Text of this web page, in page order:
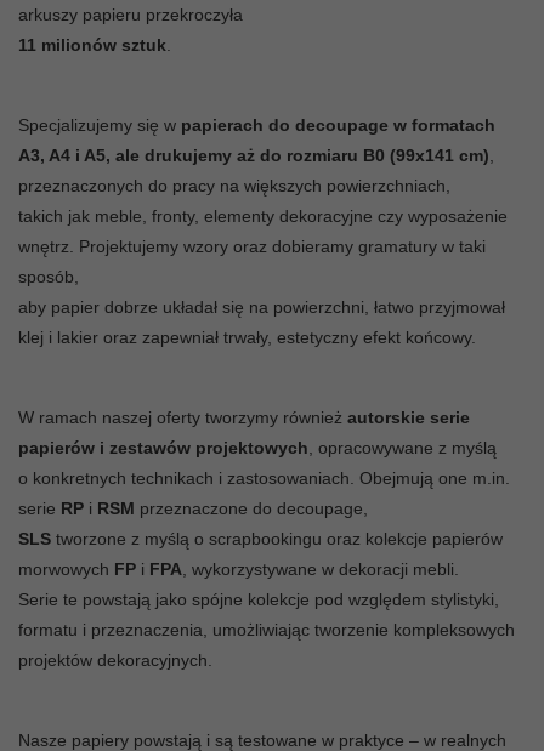
arkuszy papieru przekroczyła
11 milionów sztuk
Specjalizujemy się w papierach do decoupage w formatach
A3, A4 i A5, ale drukujemy aż do rozmiaru B0 (99x141 cm)
przeznaczonych do pracy na większych powierzchniach,
takich jak meble, fronty, elementy dekoracyjne czy wyposażenie
wnętrz. Projektujemy wzory oraz dobieramy gramatury w taki
sposób,
aby papier dobrze układał się na powierzchni, łatwo przyjmował
klej i lakier oraz zapewniał trwały, estetyczny efekt końcowy.
W ramach naszej oferty tworzymy również autorskie serie
papierów i zestawów projektowych , opracowywane z myślą
o konkretnych technikach i zastosowaniach. Obejmują one m.in.
serie RP i RSM przeznaczone do decoupage,
SLS tworzone z myślą o scrapbookingu oraz kolekcje papierów
morwowych FP i FPA , wykorzystywane w dekoracji mebli.
Serie te powstają jako spójne kolekcje pod względem stylistyki,
formatu i przeznaczenia, umożliwiając tworzenie kompleksowych
projektów dekoracyjnych.
Nasze papiery powstają i są testowane w praktyce – w realnych